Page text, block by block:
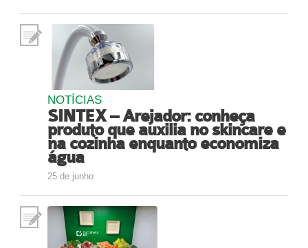
NOTÍCIAS
SINTEX – Arejador: conheça
produto que auxilia no skincare e
na cozinha enquanto economiza
água
25 de junho